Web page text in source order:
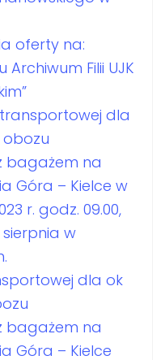
oferty na:
Archiwum Filii UJK
transportowej dla
bagażem na
Góra – Kielce w
r. godz. 09.00,
sierpnia w
dla ok
bagażem na
Góra – Kielce